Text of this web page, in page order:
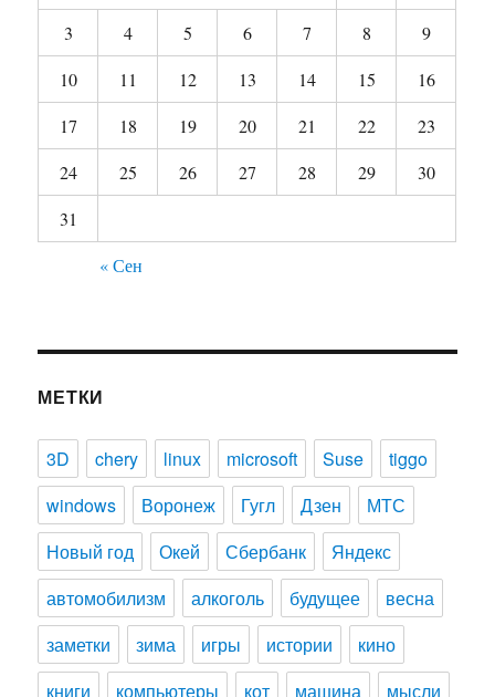
3
4 5 6 7 8
9
10
11 12 13 14 15
16
17
18 19 20 21 22
23
24
25 26 27 28 29
30
31
« Сен
МЕТКИ
3D chery linux microsoft Suse
tiggo
windows
Воронеж Гугл Дзен
МТС
Новый год
Окей Сбербанк
Яндекс
автомобилизм
алкоголь будущее
весна
заметки
зима игры истории
кино
книги
компьютеры кот машина
мысли